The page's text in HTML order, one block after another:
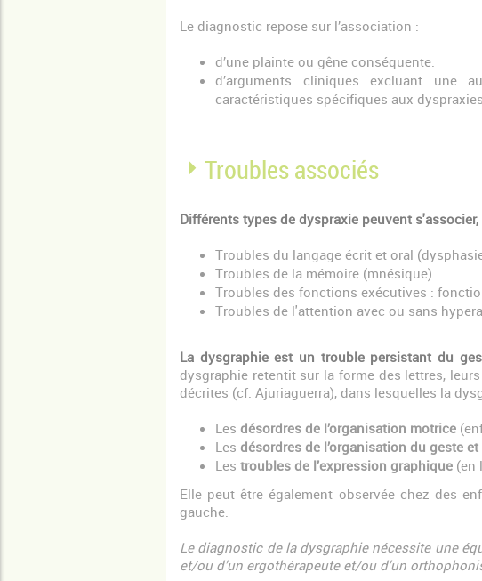
Le diagnostic repose sur l’association :
d’une plainte ou gêne conséquente.
d’arguments cliniques excluant une
caractéristiques spécifiques aux
Troubles associés
Différents types de dyspraxie peuvent
Troubles du langage écrit et oral
Troubles de la mémoire (mnésique)
Troubles des fonctions exécutives :
Troubles de l'attention avec ou sans
La dysgraphie est un trouble persistant du
dysgraphie retentit sur la forme des lettres,
décrites (cf. Ajuriaguerra), dans lesquelles la
Les désordres de l’organisation motrice
Les désordres de l’organisation du geste et
Les troubles de l’expression graphique (en
Elle peut être également observée chez des
gauche.
Le diagnostic de la dysgraphie nécessite une
et/ou d’un ergothérapeute et/ou d’un